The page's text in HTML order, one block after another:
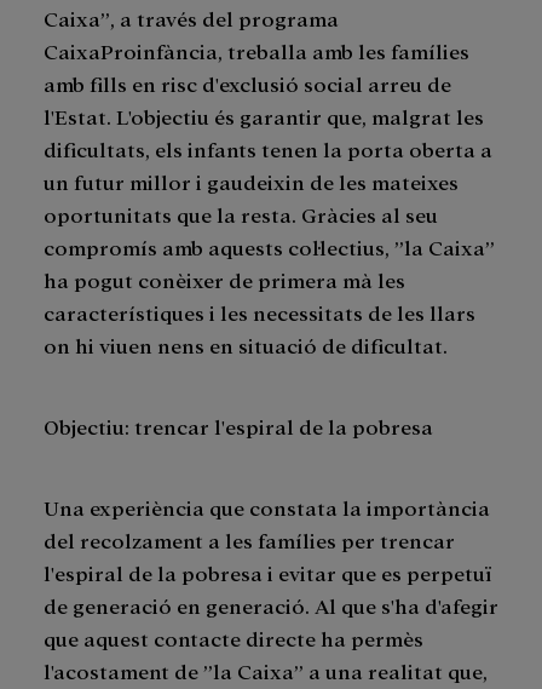
Caixa”, a través del programa
CaixaProinfància, treballa amb les famílies
amb fills en risc d'exclusió social arreu de
l'Estat. L'objectiu és garantir que, malgrat les
dificultats, els infants tenen la porta oberta a
un futur millor i gaudeixin de les mateixes
oportunitats que la resta. Gràcies al seu
compromís amb aquests col·lectius, ”la Caixa”
ha pogut conèixer de primera mà les
característiques i les necessitats de les llars
on hi viuen nens en situació de dificultat.
Objectiu: trencar l'espiral de la pobresa
Una experiència que constata la importància
del recolzament a les famílies per trencar
l'espiral de la pobresa i evitar que es perpetuï
de generació en generació. Al que s'ha d'afegir
que aquest contacte directe ha permès
l'acostament de ”la Caixa” a una realitat que,